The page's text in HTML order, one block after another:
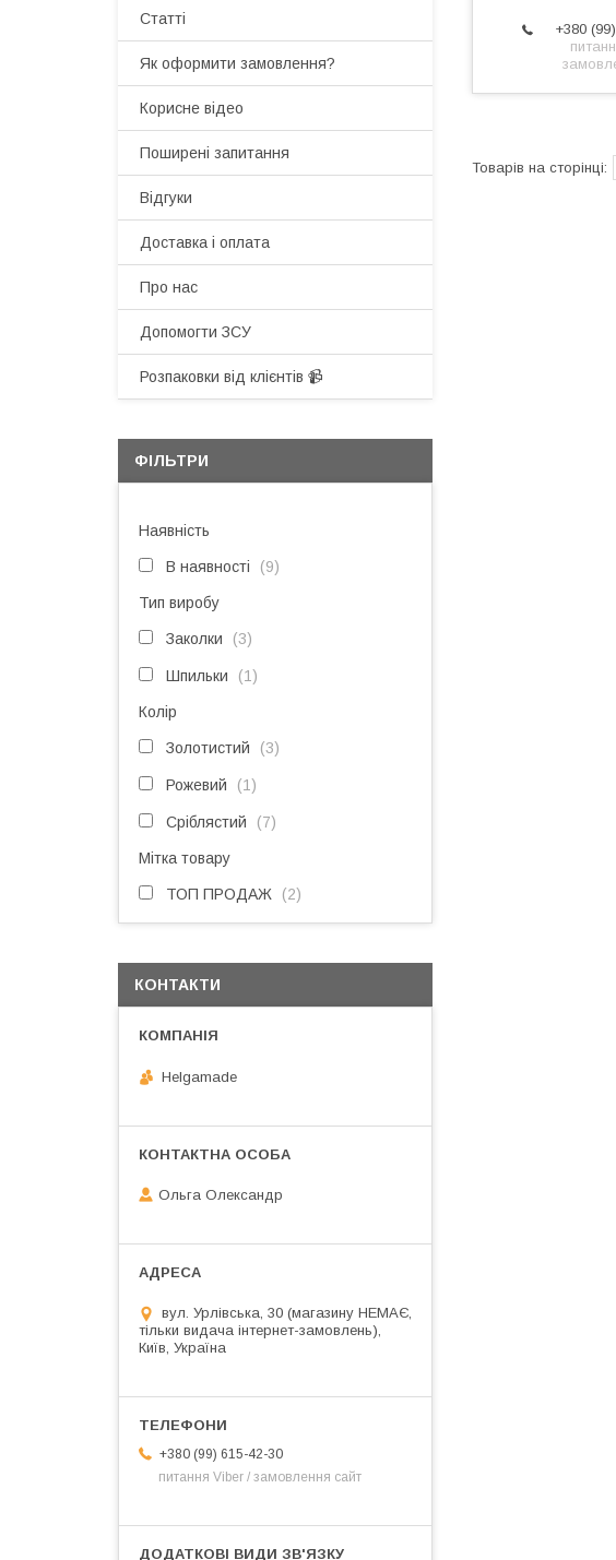
+380
Статті
Як оформити замовлення?
Корисне відео
Поширені запитання
Відгуки
Доставка і оплата
Про нас
Допомогти ЗСУ
Розпаковки від клієнтів 📹
ФІЛЬТРИ
Наявність
В наявності 9
Тип виробу
Заколки 3
Шпильки 1
Колір
Золотистий 3
Рожевий 1
Сріблястий 7
Мітка товару
ТОП ПРОДАЖ 2
КОНТАКТИ
Helgamade
Ольга Олександр
вул. Урлівська, 30 (магазину НЕМАЄ,
тільки видача інтернет-замовлень),
Київ, Україна
+380 (99) 615-42-30
питання Viber / замовлення сайт